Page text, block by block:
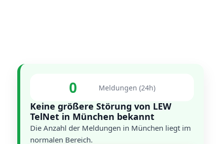
0 Meldungen (24h)
Keine größere Störung von LEW
TelNet in München bekannt
Die Anzahl der Meldungen in München liegt im
normalen Bereich.